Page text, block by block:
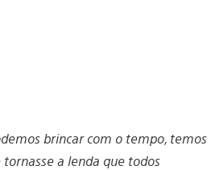
brincar com o tempo, temos
a lenda que todos